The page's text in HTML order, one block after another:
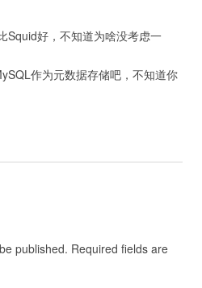
Squid好，不知道为啥没考虑一
作为元数据存储吧，不知道你
published. Required fields are